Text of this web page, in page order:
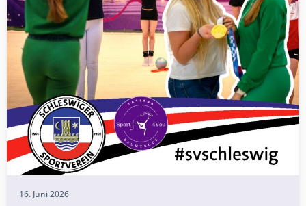
16. Juni 2026